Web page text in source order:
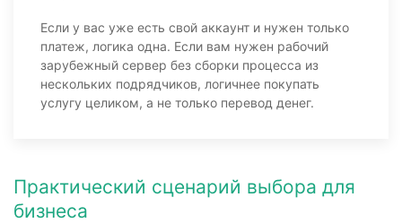
Если у вас уже есть свой аккаунт и нужен только
платеж, логика одна. Если вам нужен рабочий
зарубежный сервер без сборки процесса из
нескольких подрядчиков, логичнее покупать
услугу целиком, а не только перевод денег.
Практический сценарий выбора для
бизнеса